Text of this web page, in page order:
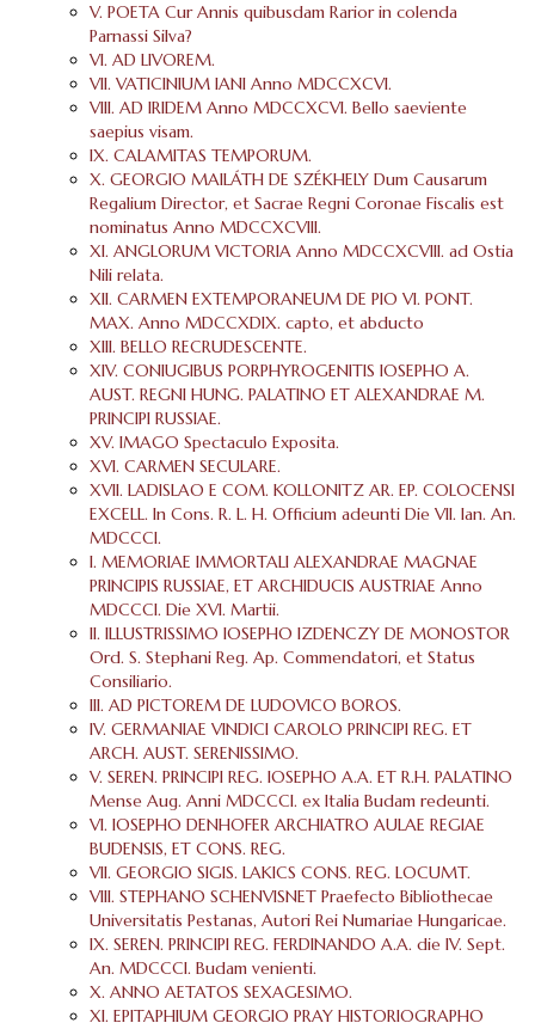
V. POETA Cur Annis quibusdam Rarior in colenda
Parnassi Silva?
VI. AD LIVOREM.
VII. VATICINIUM IANI Anno MDCCXCVI.
VIII. AD IRIDEM Anno MDCCXCVI. Bello saeviente
saepius visam.
IX. CALAMITAS TEMPORUM.
X. GEORGIO MAILÁTH DE SZÉKHELY Dum Causarum
Regalium Director, et Sacrae Regni Coronae Fiscalis est
nominatus Anno MDCCXCVIII.
XI. ANGLORUM VICTORIA Anno MDCCXCVIII. ad Ostia
Nili relata.
XII. CARMEN EXTEMPORANEUM DE PIO VI. PONT.
MAX. Anno MDCCXDIX. capto, et abducto
XIII. BELLO RECRUDESCENTE.
XIV. CONIUGIBUS PORPHYROGENITIS IOSEPHO A.
AUST. REGNI HUNG. PALATINO ET ALEXANDRAE M.
PRINCIPI RUSSIAE.
XV. IMAGO Spectaculo Exposita.
XVI. CARMEN SECULARE.
XVII. LADISLAO E COM. KOLLONITZ AR. EP. COLOCENSI
EXCELL. In Cons. R. L. H. Officium adeunti Die VII. Ian. An.
MDCCCI.
I. MEMORIAE IMMORTALI ALEXANDRAE MAGNAE
PRINCIPIS RUSSIAE, ET ARCHIDUCIS AUSTRIAE Anno
MDCCCI. Die XVI. Martii.
II. ILLUSTRISSIMO IOSEPHO IZDENCZY DE MONOSTOR
Ord. S. Stephani Reg. Ap. Commendatori, et Status
Consiliario.
III. AD PICTOREM DE LUDOVICO BOROS.
IV. GERMANIAE VINDICI CAROLO PRINCIPI REG. ET
ARCH. AUST. SERENISSIMO.
V. SEREN. PRINCIPI REG. IOSEPHO A.A. ET R.H. PALATINO
Mense Aug. Anni MDCCCI. ex Italia Budam redeunti.
VI. IOSEPHO DENHOFER ARCHIATRO AULAE REGIAE
BUDENSIS, ET CONS. REG.
VII. GEORGIO SIGIS. LAKICS CONS. REG. LOCUMT.
VIII. STEPHANO SCHENVISNET Praefecto Bibliothecae
Universitatis Pestanas, Autori Rei Numariae Hungaricae.
IX. SEREN. PRINCIPI REG. FERDINANDO A.A. die IV. Sept.
An. MDCCCI. Budam venienti.
X. ANNO AETATOS SEXAGESIMO.
XI. EPITAPHIUM GEORGIO PRAY HISTORIOGRAPHO